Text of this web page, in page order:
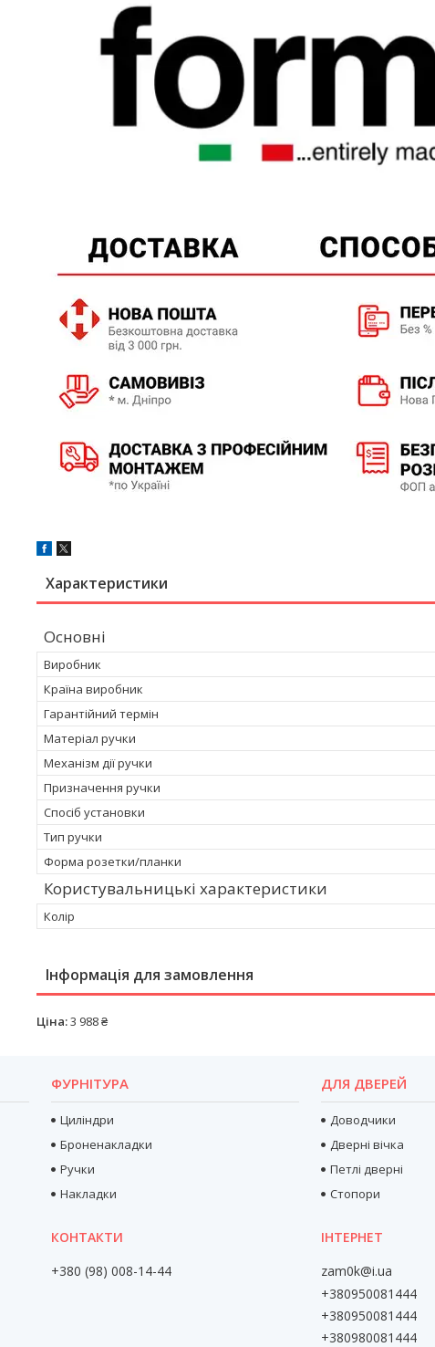
Характеристики
Основні
Виробник
Країна виробник
Гарантійний термін
Матеріал ручки
Механізм дії ручки
Призначення ручки
Спосіб установки
Тип ручки
Форма розетки/планки
Користувальницькі характеристики
Колір
Інформація для замовлення
Ціна:3 988 ₴
ФУРНІТУРА
Циліндри
Броненакладки
Ручки
Накладки
ДЛЯ ДВЕРЕЙ
Доводчики
Дверні вічка
Петлі дверні
Стопори
+380 (98) 008-14-44
zam0k@i.ua
+380950081444
+380950081444
+380980081444